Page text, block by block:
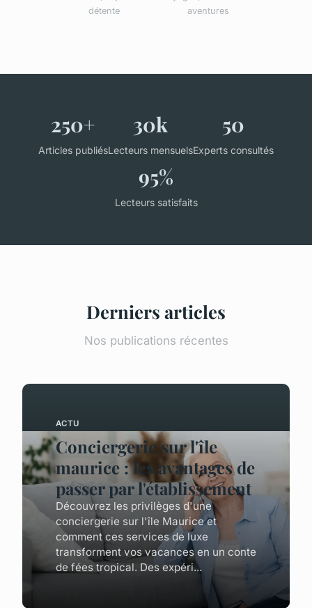
détente
aventures
250+
Articles publiés
30k
Lecteurs mensuels
50
Experts consultés
95%
Lecteurs satisfaits
Derniers articles
Nos publications récentes
ACTU
Conciergerie sur l'île
maurice : les avantages de
passer par l'établissement
Découvrez les privilèges d'une
conciergerie sur l'île Maurice et
comment ces services de luxe
transforment vos vacances en un conte
de fées tropical. Des expéri...